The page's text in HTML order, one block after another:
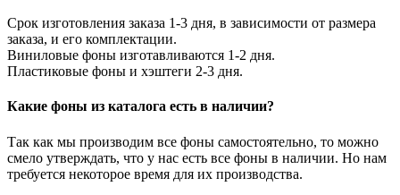
Срок изготовления заказа 1-3 дня, в зависимости от размера
заказа, и его комплектации.
Виниловые фоны изготавливаются 1-2 дня.
Пластиковые фоны и хэштеги 2-3 дня.
Какие фоны из каталога есть в наличии?
Так как мы производим все фоны самостоятельно, то можно
смело утверждать, что у нас есть все фоны в наличии. Но нам
требуется некоторое время для их производства.